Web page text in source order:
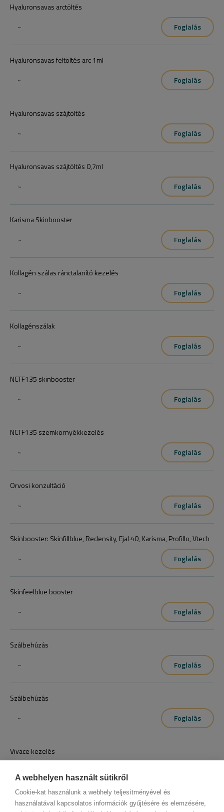
A webhelyen használt sütikről
Cookie-kat használunk a webhely teljesítményével és
használatával kapcsolatos információk gyűjtésére és elemzésére,
Hyaluronsavas arctöltés
~
Foglalás
Hyaluronsavas feltöltés arc 1ml
~
Foglalás
Hyaluronsavas szájtöltés
~
Foglalás
Hyaluronsavas szájtöltés 0,7ml
~
Foglalás
Karisma Skinbooster
~
Foglalás
Kollagén szálas ránctalanító kezelés
~
Foglalás
Kollagénszálak
~
Foglalás
NCTF135 skinbooster
~
Foglalás
NCTF135 szemkörnyékkezelés
~
Foglalás
Orvosi konzultáció
~
Foglalás
Skinbooster: Skinfillblue, Redensity, Ejal 40, Karisma, Profillo, Vtech
~
Foglalás
Skinfeelblue booster
~
Foglalás
Szálbehúzás
~
Foglalás
Szálbehúzás
~
Foglalás
Vivace kezelés